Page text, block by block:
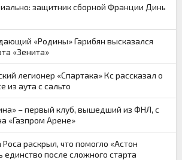
защитник сборной Франции Динь
«Родины» Гарибян высказался
«Зенита»
легионер «Спартака» Кс рассказал о
из аута с сальто
– первый клуб, вышедший из ФНЛ, с
«Газпром Арене»
раскрыл, что помогло «Астон
единство после сложного старта